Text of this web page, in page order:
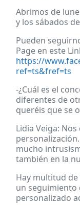
Abrimos de
y los sábados
Pueden
Page en este
https://
ref=ts&fref=ts
-¿Cuál es el
diferentes de
queréis que se
Lidia Veiga:
mucho
también en la
Hay multitud de
un seguimiento
personalizado